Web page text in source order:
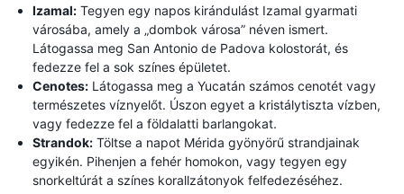
Izamal: Tegyen egy napos kirándulást Izamal gyarmati
városába, amely a „dombok városa” néven ismert.
Látogassa meg San Antonio de Padova kolostorát, és
fedezze fel a sok színes épületet.
Cenotes: Látogassa meg a Yucatán számos cenotét vagy
természetes víznyelőt. Úszon egyet a kristálytiszta vízben,
vagy fedezze fel a földalatti barlangokat.
Strandok: Töltse a napot Mérida gyönyörű strandjainak
egyikén. Pihenjen a fehér homokon, vagy tegyen egy
snorkeltúrát a színes korallzátonyok felfedezéséhez.